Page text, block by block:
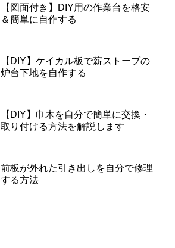
【図面付き】DIY用の作業台を格安
＆簡単に自作する
【DIY】ケイカル板で薪ストーブの
炉台下地を自作する
【DIY】巾木を自分で簡単に交換・
取り付ける方法を解説します
前板が外れた引き出しを自分で修理
する方法